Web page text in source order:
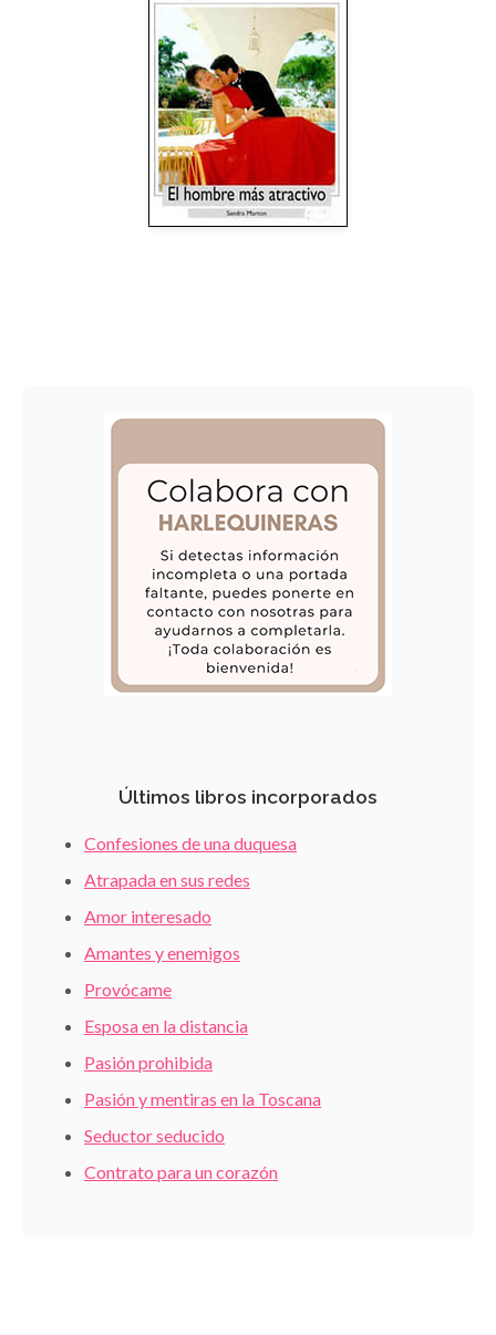
Últimos libros incorporados
Confesiones de una duquesa
Atrapada en sus redes
Amor interesado
Amantes y enemigos
Provócame
Esposa en la distancia
Pasión prohibida
Pasión y mentiras en la Toscana
Seductor seducido
Contrato para un corazón